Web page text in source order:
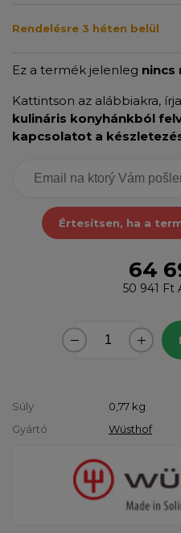
Rendelésre 3 héten belül
Ez a termék jelenleg nincs
Kattintson az alábbiakra,
kulináris konyhánkból
kapcsolatot a
Értesítsen, ha a
64
50 941 Ft
Súly 0,77 kg
Gyártó
Wüsthof